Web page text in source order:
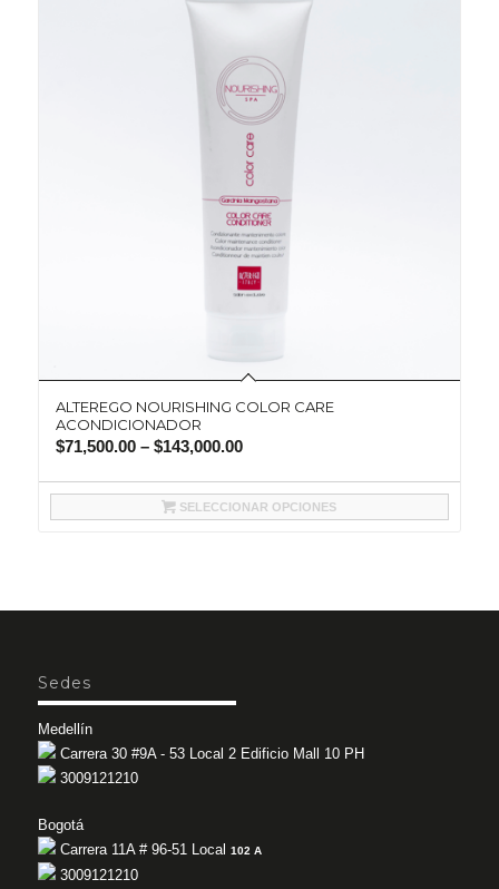
ALTEREGO NOURISHING COLOR CARE
ACONDICIONADOR
$71,500.00– $143,000.00
SELECCIONAR OPCIONES
Sedes
Medellín
Carrera 30 #9A - 53 Local 2 Edificio Mall 10 PH
3009121210
Bogotá
Carrera 11A # 96-51 Local 102 A
3009121210